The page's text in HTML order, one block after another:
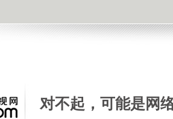
对不起，可能是网